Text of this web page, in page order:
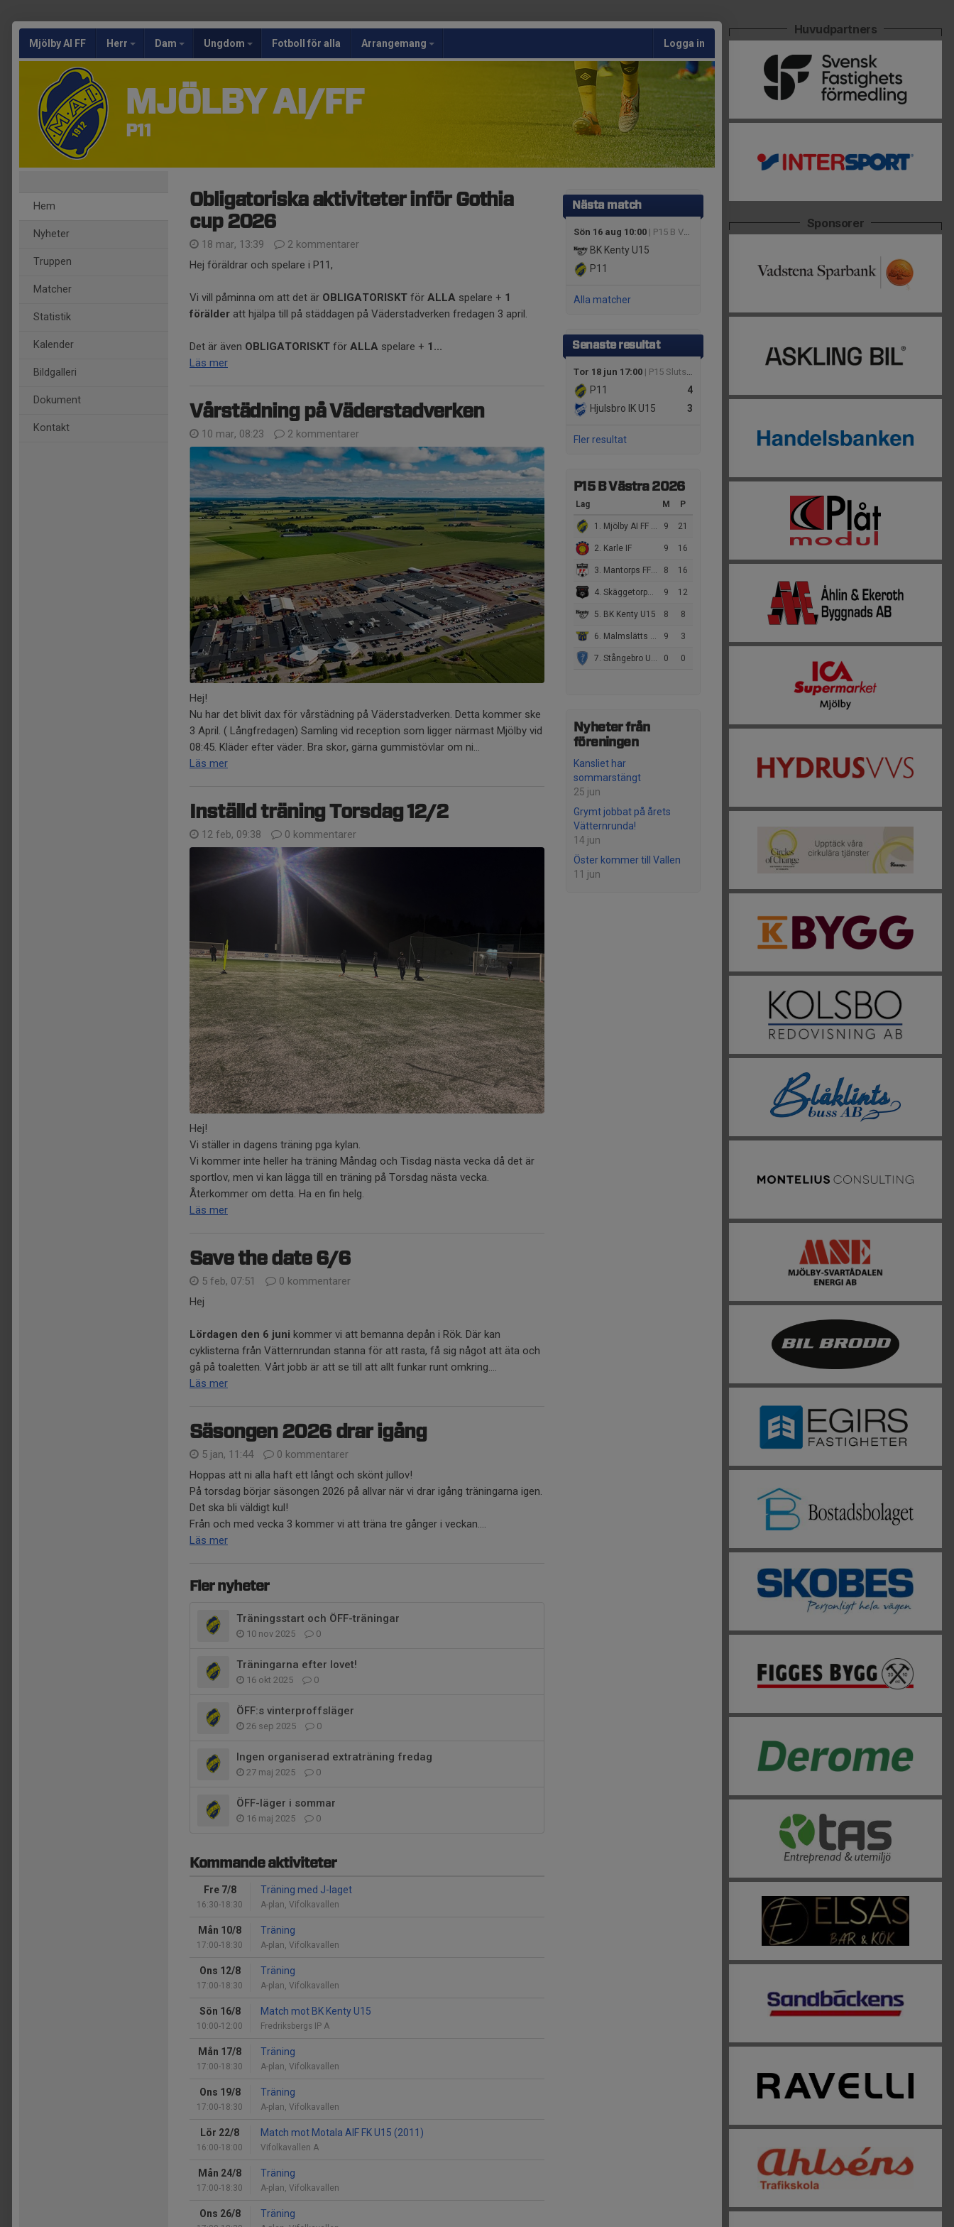
Mjölby AI FF Herr Dam Ungdom Fotboll för alla Arrangemang Logga in
MJÖLBY AI/FF
P11
Hem
Nyheter
Truppen
Matcher
Statistik
Kalender
Bildgalleri
Dokument
Kontakt
Nästa match
Sön 16 aug 10:00 | P15 B Västra
BK Kenty U15
P11
Alla matcher
Senaste resultat
Tor 18 jun 17:00 | P15 Slutspel
4
P11
3
Hjulsbro IK U15
Fler resultat
P15 B Västra 2026
Lag M P
1. Mjölby AI FF P11 9 21
2. Karle IF 9 16
3. Mantorps FF 2011 8 16
4. Skäggetorps IF U15 9 12
5. BK Kenty U15 8 8
6. Malmslätts AIK Pojkar födda 2011 Vit 9 3
7. Stångebro United BK 2012 A 0 0
Nyheter från
föreningen
Kansliet har
sommarstängt
25 jun
Grymt jobbat på årets
Vätternrunda!
14 jun
Öster kommer till Vallen
11 jun
Obligatoriska aktiviteter inför Gothia
cup 2026
18 mar, 13:39
2 kommentarer
Hej föräldrar och spelare i P11,
Vi vill påminna om att det är OBLIGATORISKT för ALLA spelare + 1
förälder att hjälpa till på städdagen på Väderstadverken fredagen 3 april.
Det är även OBLIGATORISKT för ALLA spelare + 1...
Läs mer
Vårstädning på Väderstadverken
10 mar, 08:23 2 kommentarer
Hej!
Nu har det blivit dax för vårstädning på Väderstadverken. Detta kommer ske
3 April. ( Långfredagen) Samling vid reception som ligger närmast Mjölby vid
08:45. Kläder efter väder. Bra skor, gärna gummistövlar om ni...
Läs mer
Inställd träning Torsdag 12/2
12 feb, 09:38 0 kommentarer
Hej!
Vi ställer in dagens träning pga kylan.
Vi kommer inte heller ha träning Måndag och Tisdag nästa vecka då det är
sportlov, men vi kan lägga till en träning på Torsdag nästa vecka.
Återkommer om detta. Ha en fin helg.
Läs mer
Save the date 6/6
5 feb, 07:51
0 kommentarer
Hej
Lördagen den 6 juni kommer vi att bemanna depån i Rök. Där kan
cyklisterna från Vätternrundan stanna för att rasta, få sig något att äta och
gå på toaletten. Vårt jobb är att se till att allt funkar runt omkring....
Läs mer
Säsongen 2026 drar igång
5 jan, 11:44
0 kommentarer
Hoppas att ni alla haft ett långt och skönt jullov!
På torsdag börjar säsongen 2026 på allvar när vi drar igång träningarna igen.
Det ska bli väldigt kul!
Från och med vecka 3 kommer vi att träna tre gånger i veckan....
Läs mer
Fler nyheter
Träningsstart och ÖFF-träningar
10 nov 2025 0
Träningarna efter lovet!
16 okt 2025 0
ÖFF:s vinterproffsläger
26 sep 2025 0
Ingen organiserad extraträning fredag
27 maj 2025 0
ÖFF-läger i sommar
16 maj 2025 0
Kommande aktiviteter
Fre 7/8
16:30-18:30
Träning med J-laget
A-plan, Vifolkavallen
Mån 10/8
17:00-18:30
Träning
A-plan, Vifolkavallen
Ons 12/8
17:00-18:30
Träning
A-plan, Vifolkavallen
Sön 16/8
10:00-12:00
Match mot BK Kenty U15
Fredriksbergs IP A
Mån 17/8
17:00-18:30
Träning
A-plan, Vifolkavallen
Ons 19/8
17:00-18:30
Träning
A-plan, Vifolkavallen
Lör 22/8
16:00-18:00
Match mot Motala AIF FK U15 (2011)
Vifolkavallen A
Mån 24/8
17:00-18:30
Träning
A-plan, Vifolkavallen
Ons 26/8 Träning
Huvudpartners
Sponsorer